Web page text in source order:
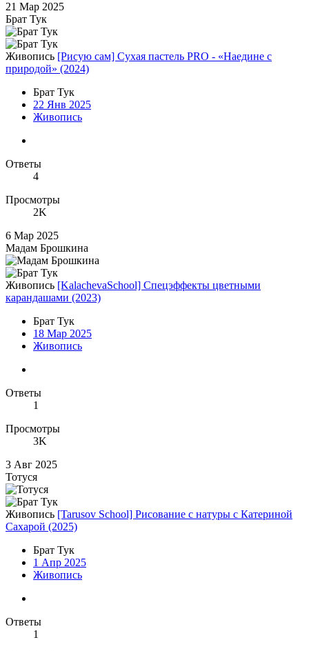
21 Мар 2025
Брат Тук
Живопись [Рисую сам] Сухая пастель PRO - «Наедине с
природой» (2024)
Брат Тук
22 Янв 2025
Живопись
Ответы
4
Просмотры
2K
6 Мар 2025
Мадам Брошкина
Живопись [KalachevaSchool] Спецэффекты цветными
карандашами (2023)
Брат Тук
18 Мар 2025
Живопись
Ответы
1
Просмотры
3K
3 Авг 2025
Тотуся
Живопись [Tarusov School] Рисование с натуры с Катериной
Сахарой (2025)
Брат Тук
1 Апр 2025
Живопись
Ответы
1